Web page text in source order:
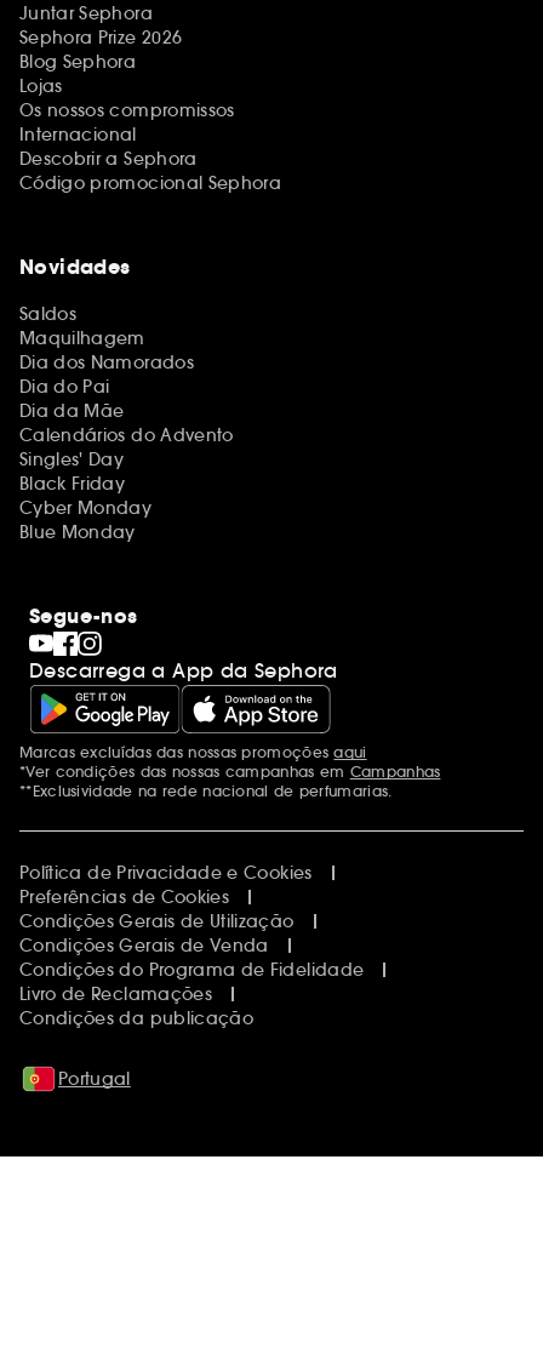
Juntar Sephora
Sephora Prize 2026
Blog Sephora
Lojas
Os nossos compromissos
Internacional
Descobrir a Sephora
Código promocional Sephora
Novidades
Saldos
Maquilhagem
Dia dos Namorados
Dia do Pai
Dia da Mãe
Calendários do Advento
Singles' Day
Black Friday
Cyber Monday
Blue Monday
Segue-nos
Descarrega a App da Sephora
Menções adicionais
Marcas excluídas das nossas promoçõesaqui
*Ver condições das nossas campanhas em Campanhas
**Exclusividade na rede nacional de perfumarias.
Política de Privacidade e Cookies
Preferências de Cookies
Condições Gerais de Utilização
Condições Gerais de Venda
Condições do Programa de Fidelidade
Livro de Reclamações
Condições da publicação
Portugal